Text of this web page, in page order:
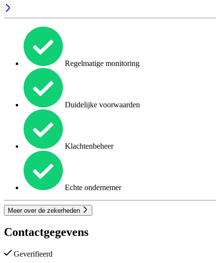
Regelmatige monitoring
Duidelijke voorwaarden
Klachtenbeheer
Echte ondernemer
Meer over de zekerheden
Contactgegevens
Geverifieerd